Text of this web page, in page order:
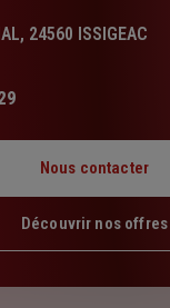
24560 ISSIGEAC
Nous contacter
Découvrir nos offres